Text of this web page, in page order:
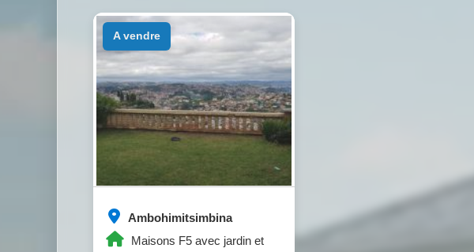
Ambohimitsimbina
Maisons F5 avec jardin et
a vendre